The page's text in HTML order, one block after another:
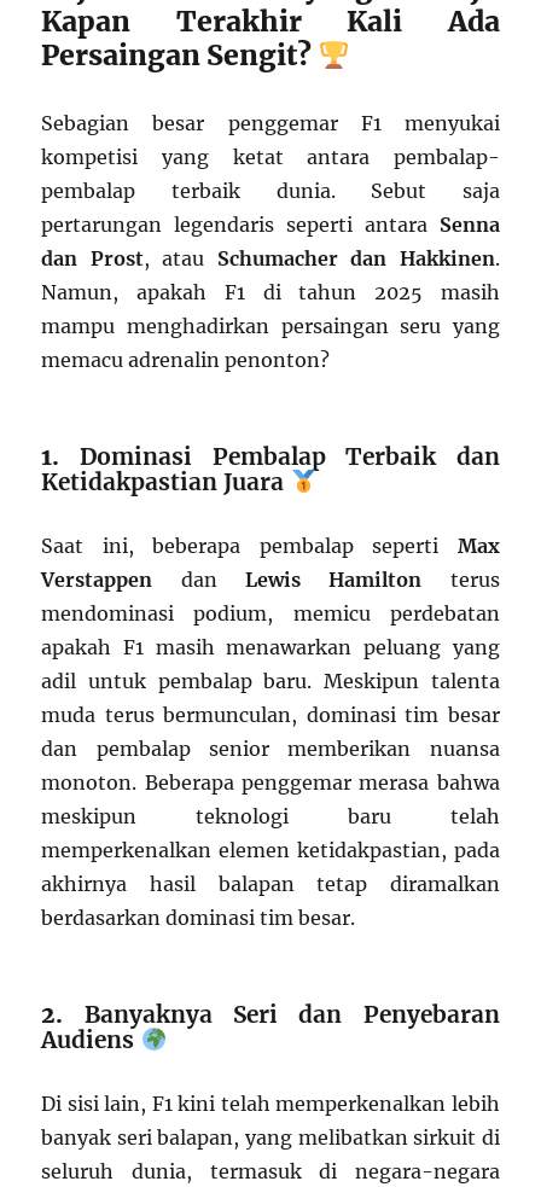
Kapan Terakhir Kali Ada
Persaingan Sengit?
Sebagian besar penggemar F1 menyukai
kompetisi yang ketat antara pembalap-
pembalap terbaik dunia. Sebut saja
pertarungan legendaris seperti antara Senna
dan Prost, atau Schumacher dan Hakkinen.
Namun, apakah F1 di tahun 2025 masih
mampu menghadirkan persaingan seru yang
memacu adrenalin penonton?
1. Dominasi Pembalap Terbaik dan
Ketidakpastian Juara
Saat ini, beberapa pembalap seperti Max
Verstappen dan Lewis Hamilton terus
mendominasi podium, memicu perdebatan
apakah F1 masih menawarkan peluang yang
adil untuk pembalap baru. Meskipun talenta
muda terus bermunculan, dominasi tim besar
dan pembalap senior memberikan nuansa
monoton. Beberapa penggemar merasa bahwa
meskipun teknologi baru telah
memperkenalkan elemen ketidakpastian, pada
akhirnya hasil balapan tetap diramalkan
berdasarkan dominasi tim besar.
2. Banyaknya Seri dan Penyebaran
Audiens
Di sisi lain, F1 kini telah memperkenalkan lebih
banyak seri balapan, yang melibatkan sirkuit di
seluruh dunia, termasuk di negara-negara